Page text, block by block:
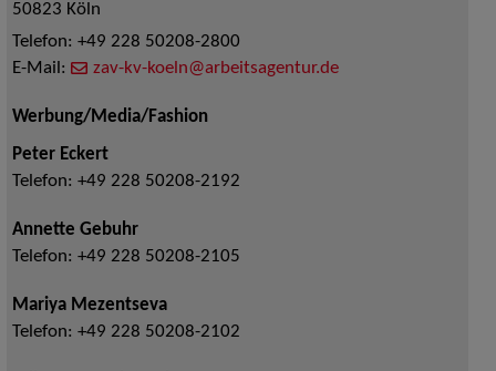
50823 Köln
Telefon: +49 228 50208-2800
E-Mail:
zav-kv-koeln@arbeitsagentur.de
Werbung/Media/Fashion
Peter Eckert
Telefon: +49 228 50208-2192
Annette Gebuhr
Telefon: +49 228 50208-2105
Mariya Mezentseva
Telefon: +49 228 50208-2102